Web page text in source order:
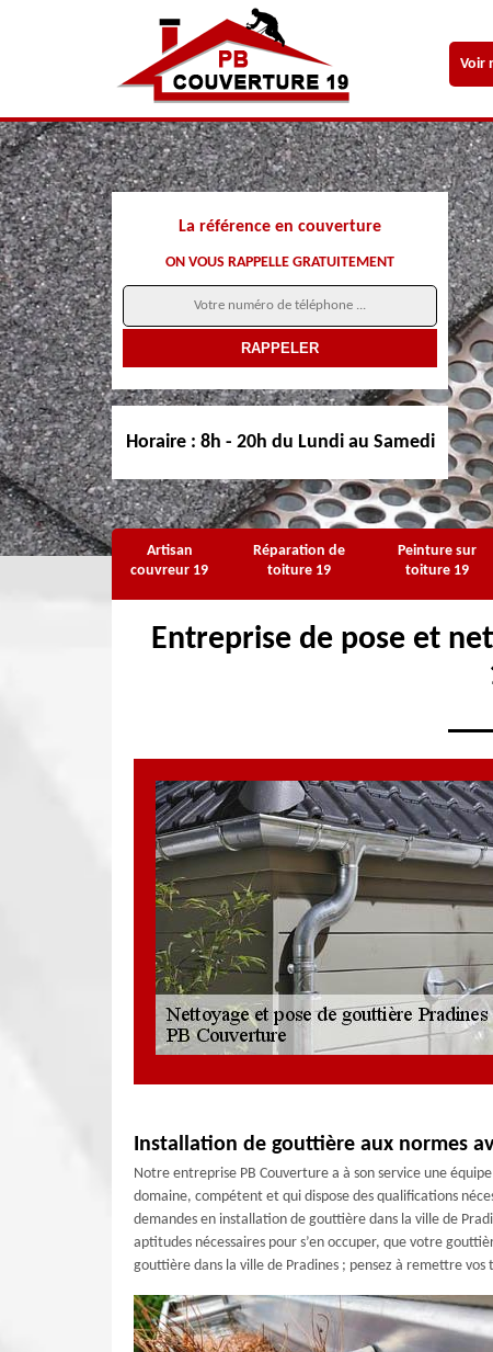
Voir
La référence en couverture
ON VOUS RAPPELLE GRATUITEMENT
Horaire : 8h - 20h du Lundi au Samedi
Artisan
couvreur 19
Réparation de
toiture 19
Peinture sur
toiture 19
Entreprise de pose et
Installation de gouttière aux normes
Notre entreprise PB Couverture a à son service une
domaine, compétent et qui dispose des qualifications
demandes en installation de gouttière dans la ville de
aptitudes nécessaires pour s’en occuper, que votre
gouttière dans la ville de Pradines ; pensez à remettre